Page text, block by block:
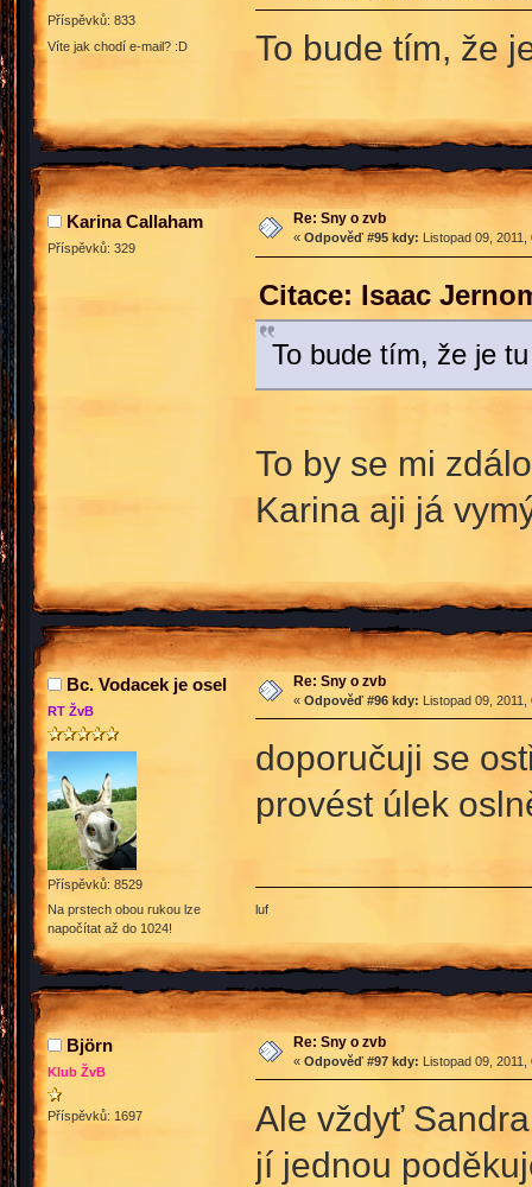
Příspěvků: 833
Víte jak chodí e-mail? :D
To bude tím, že
Karina Callaham
Příspěvků: 329
Re: Sny o zvb
« Odpověď #95 kdy: Listopad 09,
Citace: Isaac
To bude tím, že je
To by se mi
Karina aji já
Bc. Vodacek je osel
RT ŽvB
Příspěvků: 8529
Na prstech obou rukou lze
napočítat až do 1024!
Re: Sny o zvb
« Odpověď #96 kdy: Listopad 09,
doporučuji se
provést úlek
luf
Björn
Klub ŽvB
Příspěvků: 1697
Re: Sny o zvb
« Odpověď #97 kdy: Listopad 09,
Ale vždyť
jí jednou